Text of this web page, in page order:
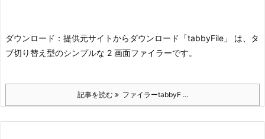
ダウンロード： 提供元サイトからダウンロード 「tabbyFile」 は、タ
ブ切り替え型のシンプルな 2 画面ファイラーです。
記事を読む ファイラーtabbyF ...